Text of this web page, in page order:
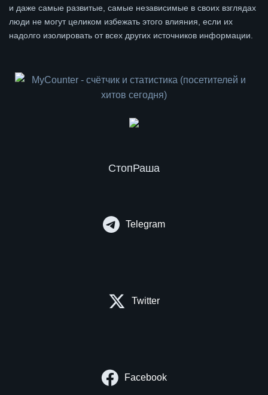
и даже самые развитые, самые независимые в своих взглядах
люди не могут целиком избежать этого влияния, если их
надолго изолировать от всех других источников информации.
СтопРаша
Telegram
Twitter
Facebook